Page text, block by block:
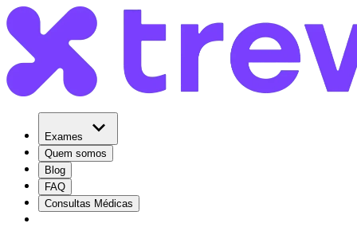
Exames
Quem somos
Blog
FAQ
Consultas Médicas